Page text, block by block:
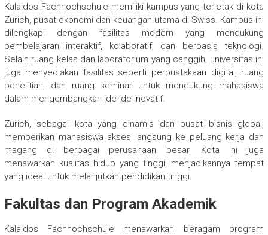
Kalaidos Fachhochschule memiliki kampus yang terletak di kota
Zurich, pusat ekonomi dan keuangan utama di Swiss. Kampus ini
dilengkapi dengan fasilitas modern yang mendukung
pembelajaran interaktif, kolaboratif, dan berbasis teknologi.
Selain ruang kelas dan laboratorium yang canggih, universitas ini
juga menyediakan fasilitas seperti perpustakaan digital, ruang
penelitian, dan ruang seminar untuk mendukung mahasiswa
dalam mengembangkan ide-ide inovatif.
Zurich, sebagai kota yang dinamis dan pusat bisnis global,
memberikan mahasiswa akses langsung ke peluang kerja dan
magang di berbagai perusahaan besar. Kota ini juga
menawarkan kualitas hidup yang tinggi, menjadikannya tempat
yang ideal untuk melanjutkan pendidikan tinggi.
Fakultas dan Program Akademik
Kalaidos Fachhochschule menawarkan beragam program